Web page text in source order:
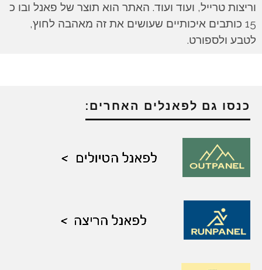
וריצות טרייל, ועוד ועוד. האתר הוא תוצר של פאנל ובו כ
15 כותבים איכותיים שעושים את זה מאהבה לחוץ,
לטבע ולספורט.
כנסו גם לפאנלים האחרים: